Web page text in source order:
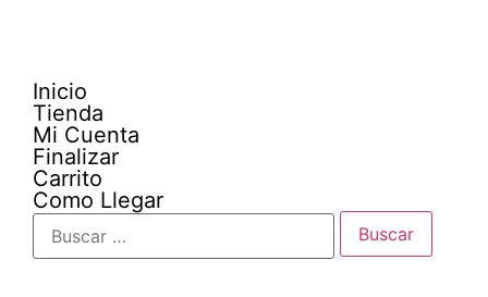
Inicio
Tienda
Mi Cuenta
Finalizar
Carrito
Como Llegar